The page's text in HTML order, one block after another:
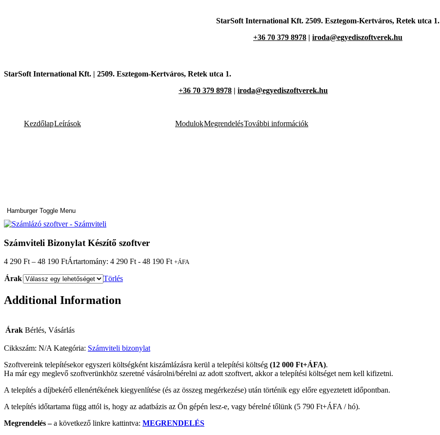
StarSoft International Kft. 2509. Esztegom-Kertváros, Retek utca 1.
+36 70 379 8978 | iroda@egyediszoftverek.hu
StarSoft International Kft. | 2509. Esztegom-Kertváros, Retek utca 1.
+36 70 379 8978 | iroda@egyediszoftverek.hu
KezdőlapLeírások ModulokMegrendelésTovábbi információk
Hamburger Toggle Menu
Számviteli Bizonylat Készítő szoftver
4 290 Ft – 48 190 FtÁrtartomány: 4 290 Ft - 48 190 Ft +ÁFA
Árak Törlés
Additional Information
Árak Bérlés, Vásárlás
Cikkszám: N/A Kategória: Számviteli bizonylat
Szoftvereink telepítésekor egyszeri költségként kiszámlázásra kerül a telepítési költség (12 000 Ft+ÁFA).
Ha már egy meglevő szoftverünkhöz szeretné vásárolni/bérelni az adott szoftvert, akkor a telepítési költséget nem kell kifizetni.
A telepítés a díjbekérő ellenértékének kiegyenlítése (és az összeg megérkezése) után történik egy előre egyeztetett időpontban.
A telepítés időtartama függ attól is, hogy az adatbázis az Ön gépén lesz-e, vagy bérelné tőlünk (5 790 Ft+ÁFA / hó).
Megrendelés –a következő linkre kattintva: MEGRENDELÉS